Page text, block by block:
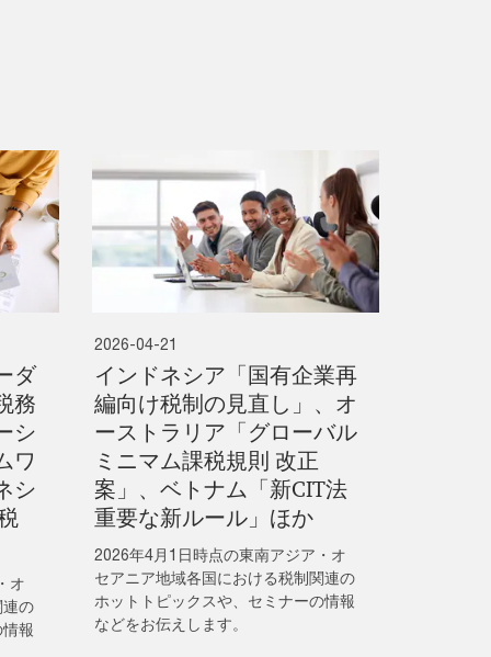
ダ
務
シ
ワ
シ
オ
連の
報
2026-04-21
インドネシア「国有企業再
編向け税制の見直し」、オ
ーストラリア「グローバル
ミニマム課税規則 改正
案」、ベトナム「新CIT法
重要な新ルール」ほか
2026年4月1日時点の東南アジア・オ
セアニア地域各国における税制関連の
ホットトピックスや、セミナーの情報
などをお伝えします。